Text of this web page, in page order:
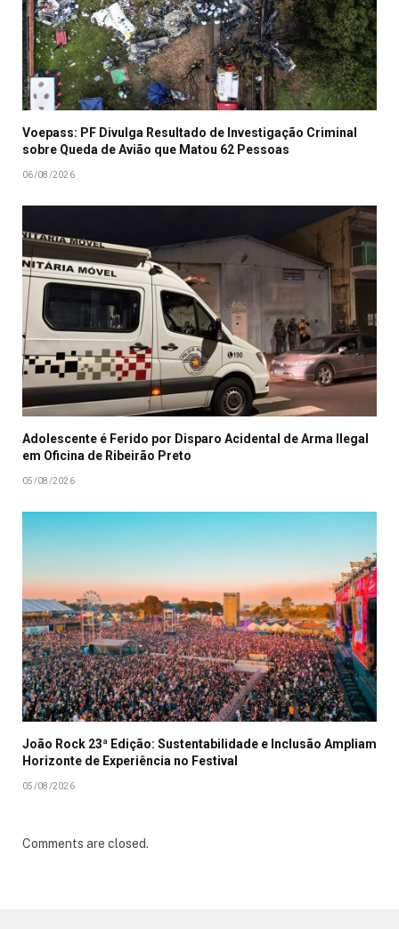
Voepass: PF Divulga Resultado de Investigação Criminal
sobre Queda de Avião que Matou 62 Pessoas
06/08/2026
Adolescente é Ferido por Disparo Acidental de Arma Ilegal
em Oficina de Ribeirão Preto
05/08/2026
João Rock 23ª Edição: Sustentabilidade e Inclusão Ampliam
Horizonte de Experiência no Festival
05/08/2026
Comments are closed.